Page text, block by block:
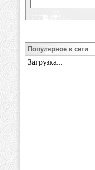
Популярное в сети